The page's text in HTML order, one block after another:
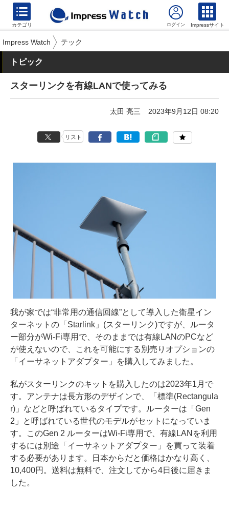
カテゴリ Impressサイト
Impress Watch テック
トピック
スターリンクを有線LANで使ってみる
太田 亮三 2023年9月12日 08:20
リスト
我が家では“非常用の通信回線”として導入した衛星イン
ターネットの「Starlink」(スターリンク)ですが、ルータ
ー部分がWi-Fi専用で、そのままでは有線LANのPCなど
が使えないので、これを可能にする別売りオプションの
「イーサネットアダプター」を購入してみました。
私がスターリンクのキットを購入したのは2023年1月で
す。アンテナは長方形のデザインで、「標準(Rectangula
r)」などと呼ばれているタイプです。ルーターは「Gen
2」と呼ばれている世代のモデルがセットになっていま
す。このGen 2 ルーターはWi-Fi専用で、有線LANを利用
するには別途「イーサネットアダプター」を買って装着
する必要があります。日本からだと価格はかなり高く、
10,400円。送料は無料で、注文してから4日後に届きま
した。